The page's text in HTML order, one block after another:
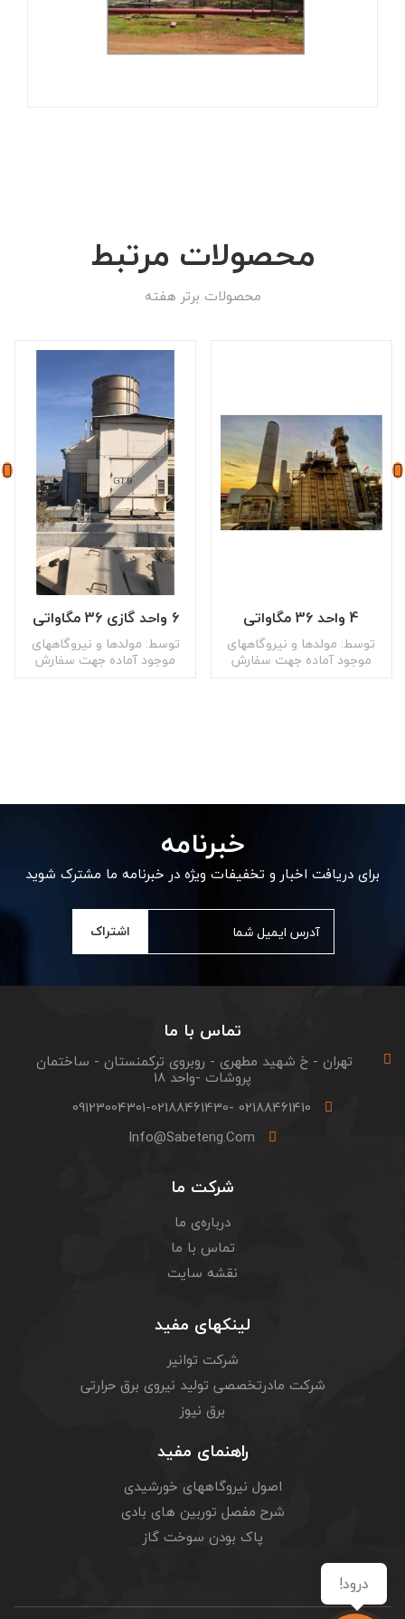
محصولات مرتبط
محصولات برتر هفته
4 واحد 36 مگاواتی
توسط: مولدها و نیروگاههای
موجود آماده جهت سفارش
6 واحد گازی 36 مگاواتی
توسط: مولدها و نیروگاههای
موجود آماده جهت سفارش
خبرنامه
برای دریافت اخبار و تخفیفات ویژه در خبرنامه ما مشترک شوید
اشتراک
تماس با ما
تهران - خ شهید مطهری - روبروی ترکمنستان - ساختمان
پروشات -واحد 18
02188461410 -09123004301-02188461430
Info@sabeteng.com
شرکت ما
درباره‌ی ما
تماس با ما
نقشه سایت
لینکهای مفید
شرکت توانیر
شرکت مادرتخصصی تولید نیروی برق حرارتی
برق نیوز
راهنمای مفید
اصول نیروگاههای خورشیدی
شرح مفصل توربین های بادی
پاک بودن سوخت گاز
درود!